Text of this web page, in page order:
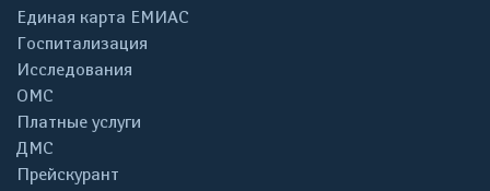
Единая карта ЕМИАС
Госпитализация
Исследования
ОМС
Платные услуги
ДМС
Прейскурант